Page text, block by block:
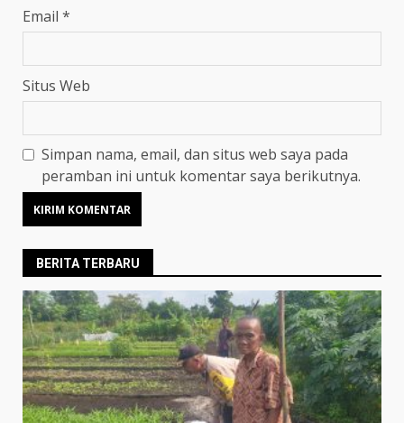
Email *
Situs Web
Simpan nama, email, dan situs web saya pada
peramban ini untuk komentar saya berikutnya.
BERITA TERBARU